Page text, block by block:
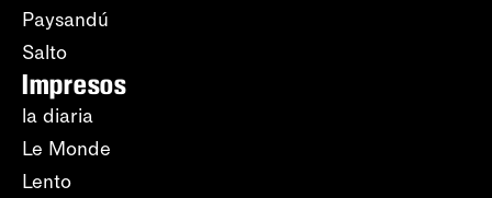
Paysandú
Salto
Impresos
la diaria
Le Monde
Lento